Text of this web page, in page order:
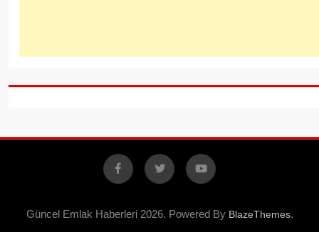
Facebook
X YouTube
Güncel Emlak Haberleri 2026. Powered By BlazeThemes.